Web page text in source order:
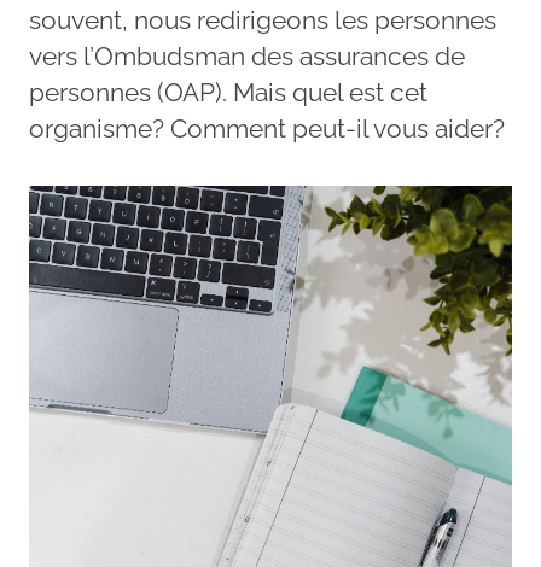
souvent, nous redirigeons les personnes
vers l’Ombudsman des assurances de
personnes (OAP). Mais quel est cet
organisme? Comment peut-il vous aider?